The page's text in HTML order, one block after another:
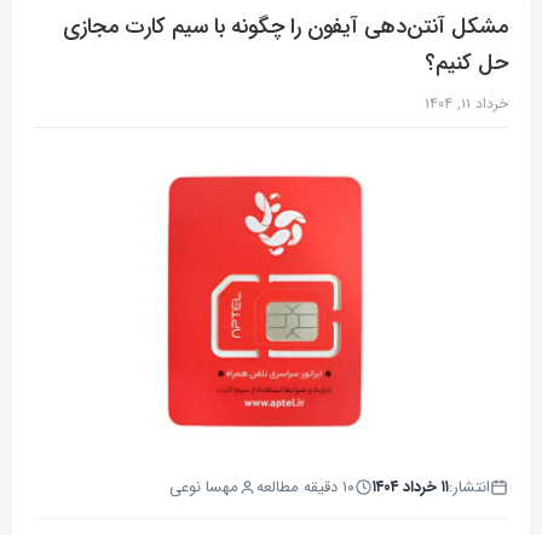
مشکل آنتن‌دهی آیفون را چگونه با سیم کارت مجازی
حل کنیم؟
خرداد ۱۱, ۱۴۰۴
انتشار:۱۱ خرداد ۱۴۰۴ ۱۰ دقیقه مطالعه مهسا نوعی